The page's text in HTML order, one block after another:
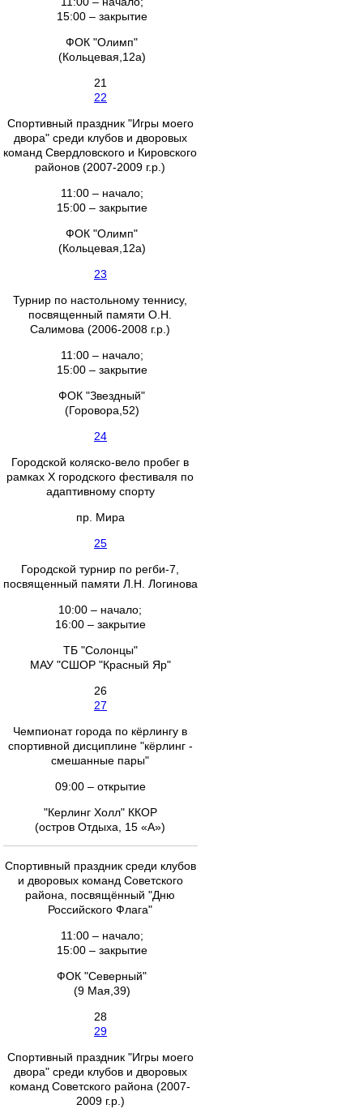
15:00 – закрытие
ФОК "Олимп"
(Кольцевая,12а)
21
22
Спортивный праздник "Игры моего
двора" среди клубов и дворовых
команд Свердловского и Кировского
районов (2007-2009 г.р.)
11:00 – начало;
15:00 – закрытие
ФОК "Олимп"
(Кольцевая,12а)
23
Турнир по настольному теннису,
посвященный памяти О.Н.
Салимова (2006-2008 г.р.)
11:00 – начало;
15:00 – закрытие
ФОК "Звездный"
(Горовора,52)
24
Городской коляско-вело пробег в
рамках X городского фестиваля по
адаптивному спорту
пр. Мира
25
Городской турнир по регби-7,
посвященный памяти Л.Н. Логинова
10:00 – начало;
16:00 – закрытие
ТБ "Солонцы"
МАУ "СШОР "Красный Яр"
26
27
Чемпионат города по кёрлингу в
спортивной дисциплине "кёрлинг -
смешанные пары"
09:00 – открытие
"Керлинг Холл" ККОР
(остров Отдыха, 15 «А»)
Спортивный праздник среди клубов
и дворовых команд Советского
района, посвящённый "Дню
Российского Флага"
11:00 – начало;
15:00 – закрытие
ФОК "Северный"
(9 Мая,39)
28
29
Спортивный праздник "Игры моего
двора" среди клубов и дворовых
команд Советского района (2007-
2009 г.р.)